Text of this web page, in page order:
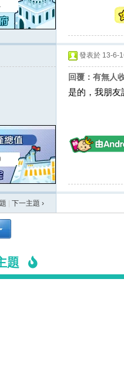
發表於 13-6-
回覆：有無人
是的，我朋友
下一主題 ›
題